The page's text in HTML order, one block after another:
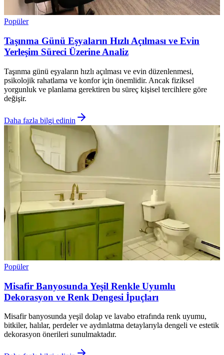
Popüler
Taşınma Günü Eşyaların Hızlı Açılması ve Evin
Yerleşim Süreci Üzerine Analiz
Taşınma günü eşyaların hızlı açılması ve evin düzenlenmesi,
psikolojik rahatlama ve konfor için önemlidir. Ancak fiziksel
yorgunluk ve planlama gerektiren bu süreç kişisel tercihlere göre
değişir.
Daha fazla bilgi edinin
Popüler
Misafir Banyosunda Yeşil Renkle Uyumlu
Dekorasyon ve Renk Dengesi İpuçları
Misafir banyosunda yeşil dolap ve lavabo etrafında renk uyumu,
bitkiler, halılar, perdeler ve aydınlatma detaylarıyla dengeli ve estetik
dekorasyon önerileri sunulmaktadır.